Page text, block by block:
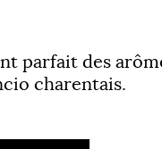
parfait des
charentais.